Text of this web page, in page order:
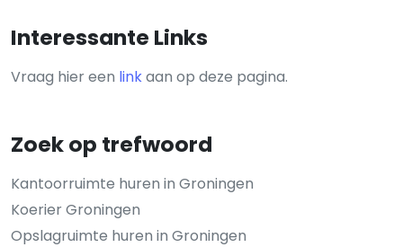
Interessante Links
Vraag hier een linkaan op deze pagina.
Zoek op trefwoord
Kantoorruimte huren in Groningen
Koerier Groningen
Opslagruimte huren in Groningen